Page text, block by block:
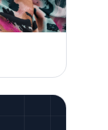
clave